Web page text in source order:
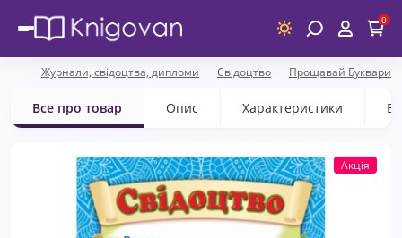
0
Журнали, свідоцтва, дипломи Свідоцтво Прощавай Букварику
Все про товар Опис Характеристики
Акція